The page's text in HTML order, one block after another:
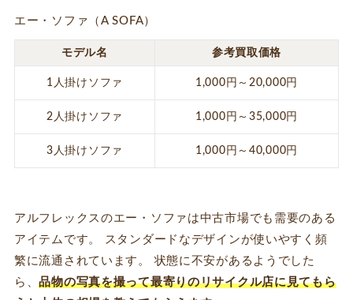
エー・ソファ（A SOFA）
モデル名 参考買取価格
1人掛けソファ 1,000円～20,000円
2人掛けソファ 1,000円～35,000円
3人掛けソファ 1,000円～40,000円
アルフレックスのエー・ソファは中古市場でも需要のある
アイテムです。 スタンダードなデザインが使いやすく頻
繁に流通されています。 状態に不安があるようでした
ら、品物の写真を撮って最寄りのリサイクル店に見てもら